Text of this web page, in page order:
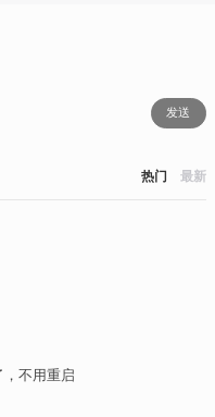
发送
热门 最新
不用重启